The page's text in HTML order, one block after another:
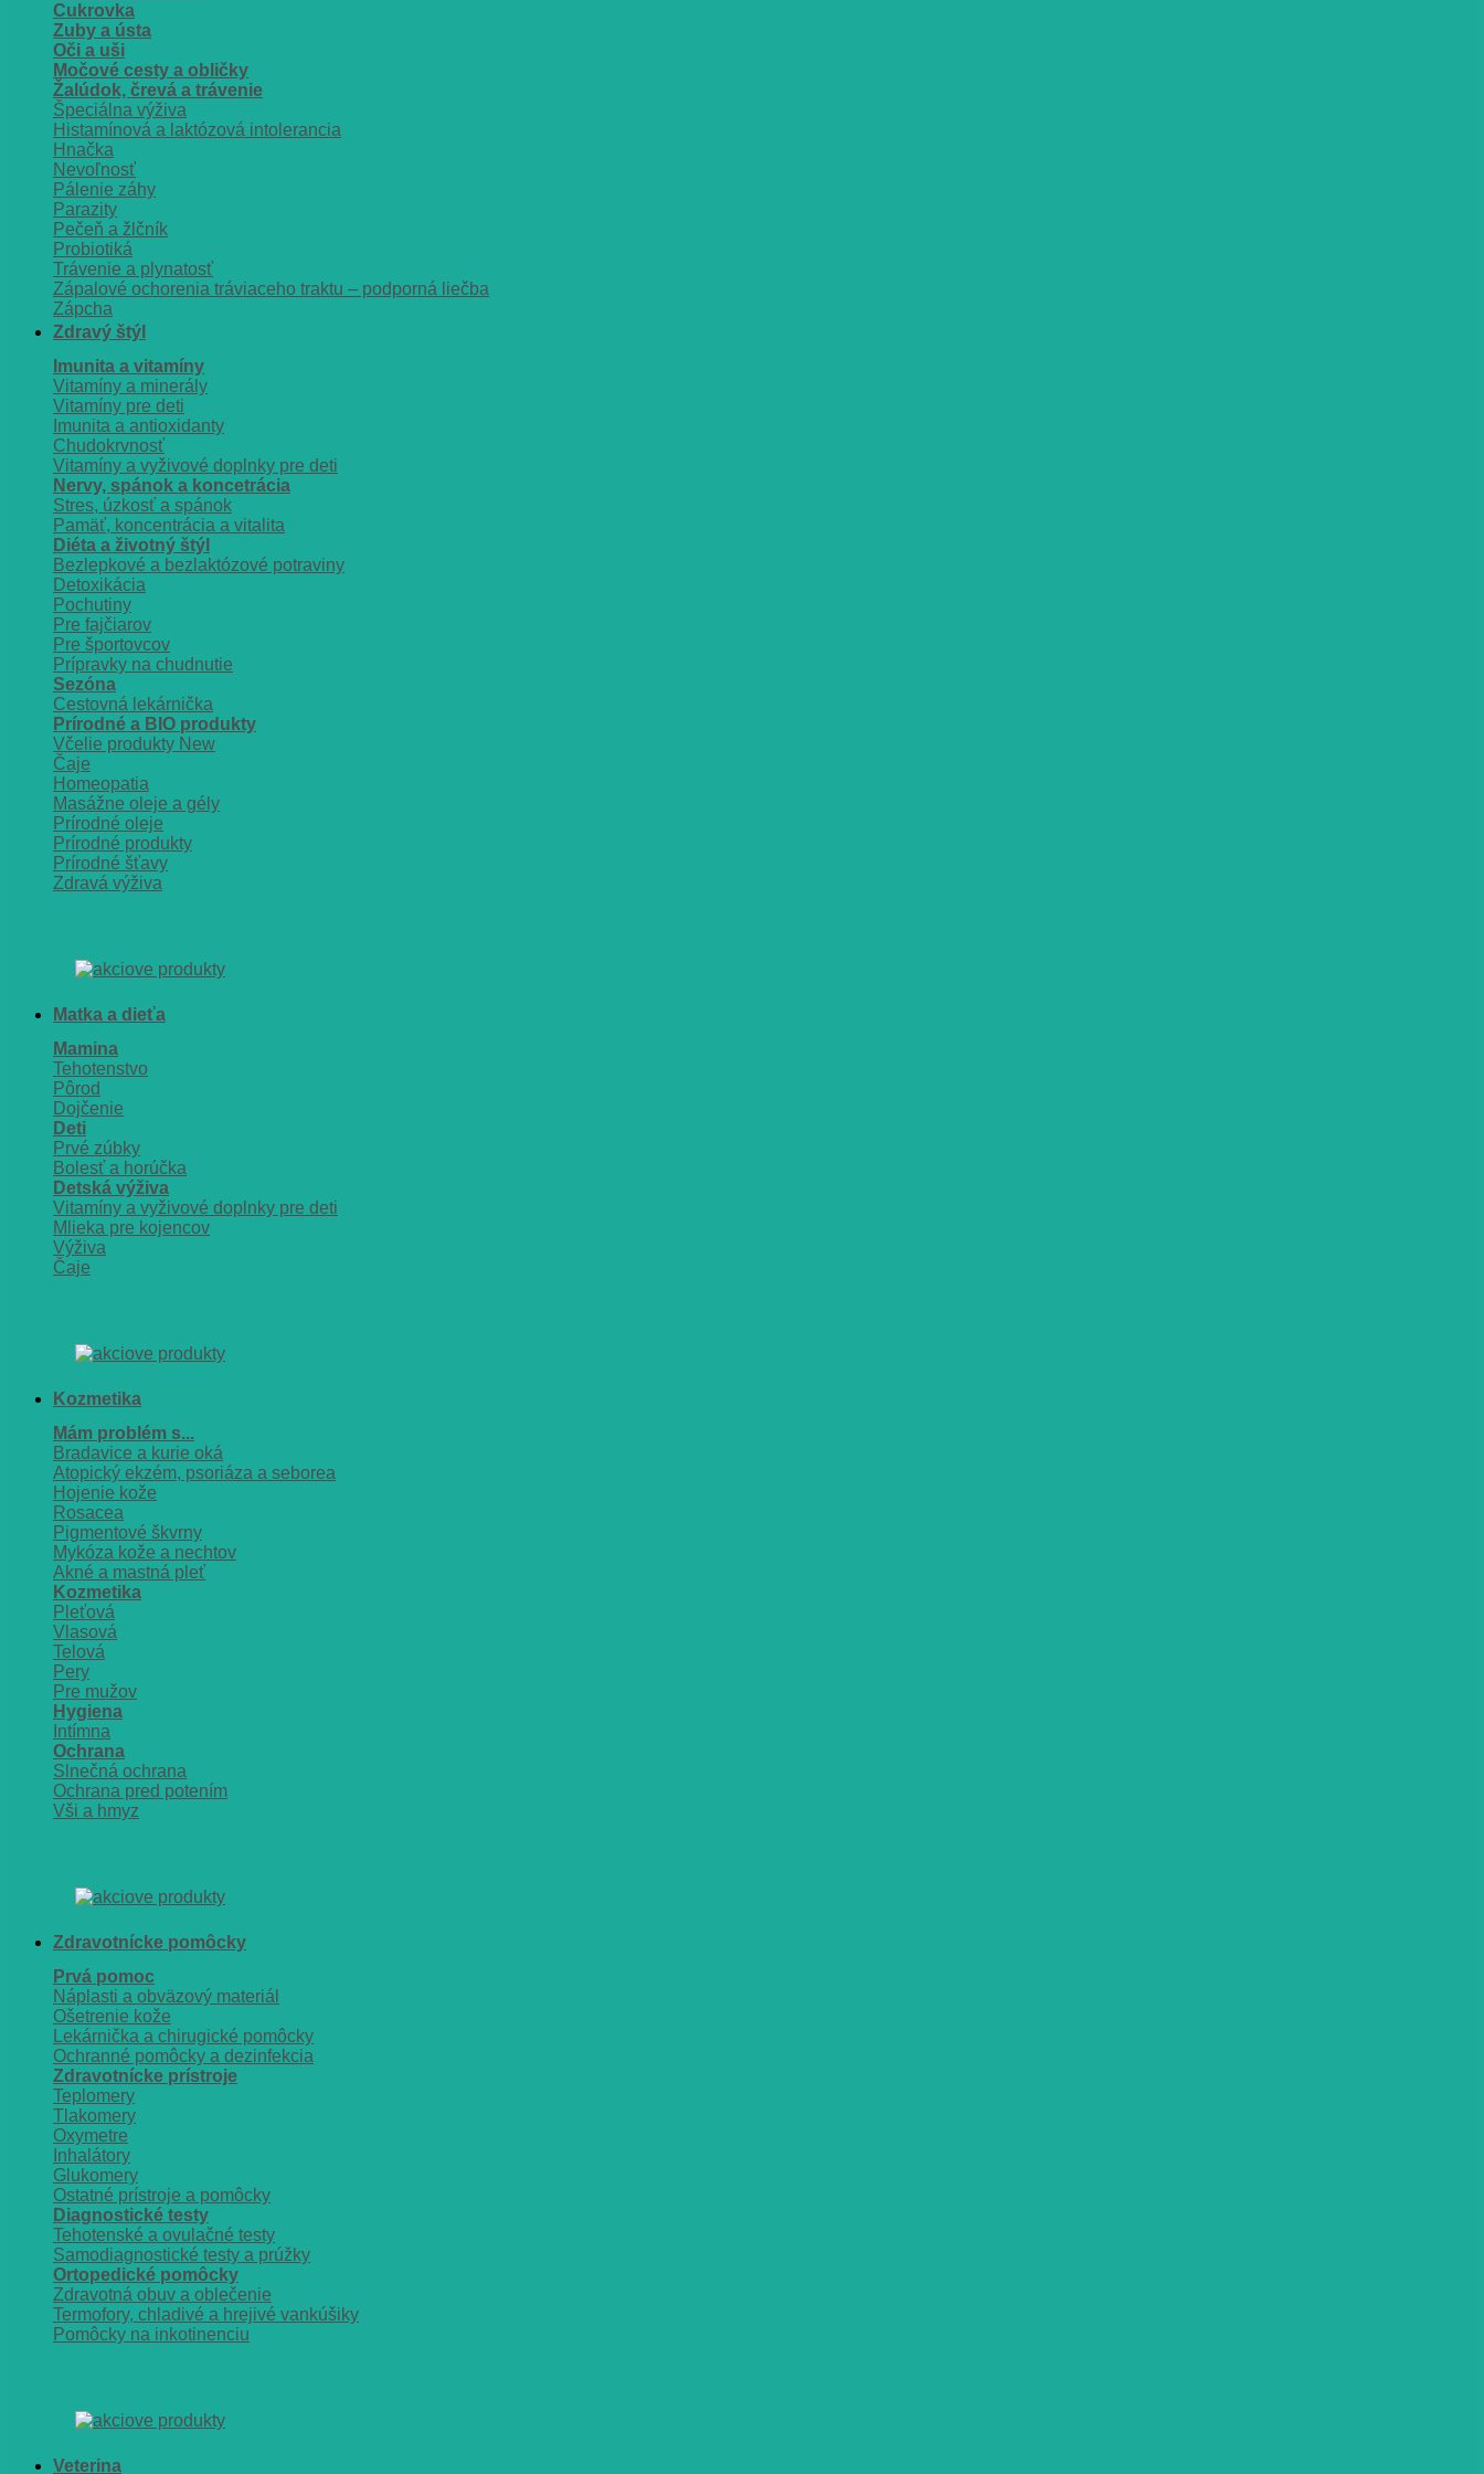
Cukrovka
Zuby a ústa
Oči a uši
Močové cesty a obličky
Žalúdok, črevá a trávenie
Špeciálna výživa
Histamínová a laktózová intolerancia
Hnačka
Nevoľnosť
Pálenie záhy
Parazity
Pečeň a žlčník
Probiotiká
Trávenie a plynatosť
Zápalové ochorenia tráviaceho traktu – podporná liečba
Zápcha
Zdravý štýl
Imunita a vitamíny
Vitamíny a minerály
Vitamíny pre deti
Imunita a antioxidanty
Chudokrvnosť
Vitamíny a vyživové doplnky pre deti
Nervy, spánok a koncetrácia
Stres, úzkosť a spánok
Pamäť, koncentrácia a vitalita
Diéta a životný štýl
Bezlepkové a bezlaktózové potraviny
Detoxikácia
Pochutiny
Pre fajčiarov
Pre športovcov
Prípravky na chudnutie
Sezóna
Cestovná lekárnička
Prírodné a BIO produkty
Včelie produkty
Čaje
Homeopatia
Masážne oleje a gély
Prírodné oleje
Prírodné produkty
Prírodné šťavy
Zdravá výživa
Matka a dieťa
Mamina
Tehotenstvo
Pôrod
Dojčenie
Deti
Prvé zúbky
Bolesť a horúčka
Detská výživa
Vitamíny a vyživové doplnky pre deti
Mlieka pre kojencov
Výživa
Čaje
Kozmetika
Mám problém s...
Bradavice a kurie oká
Atopický ekzém, psoriáza a seborea
Hojenie kože
Rosacea
Pigmentové škvrny
Mykóza kože a nechtov
Akné a mastná pleť
Kozmetika
Pleťová
Vlasová
Telová
Pery
Pre mužov
Hygiena
Intímna
Ochrana
Slnečná ochrana
Ochrana pred potením
Vši a hmyz
Zdravotnícke pomôcky
Prvá pomoc
Náplasti a obväzový materiál
Ošetrenie kože
Lekárnička a chirugické pomôcky
Ochranné pomôcky a dezinfekcia
Zdravotnícke prístroje
Teplomery
Tlakomery
Oxymetre
Inhalátory
Glukomery
Ostatné prístroje a pomôcky
Diagnostické testy
Tehotenské a ovulačné testy
Samodiagnostické testy a prúžky
Ortopedické pomôcky
Zdravotná obuv a oblečenie
Termofory, chladivé a hrejivé vankúšiky
Pomôcky na inkotinenciu
Veterina